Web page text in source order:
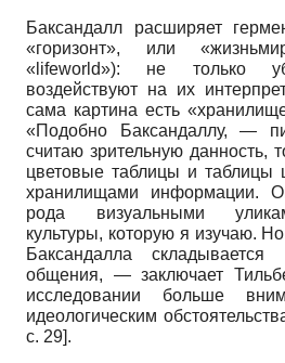
Баксандалл расширяет
«горизонт», или
«lifeworld»): не только
воздействуют на их
сама картина есть
«Подобно Баксандаллу, —
считаю зрительную данность,
цветовые таблицы и
хранилищами информации.
рода визуальными
культуры, которую я изучаю.
Баксандалла
общения, — заключает
исследовании больше
идеологическим
с. 29].